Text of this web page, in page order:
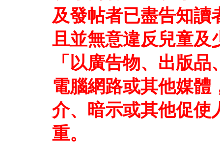
及發帖者已盡告知讀
且並無意違反兒童及
「以廣告物、出版
電腦網路或其他媒體
介、暗示或其他促使
重。